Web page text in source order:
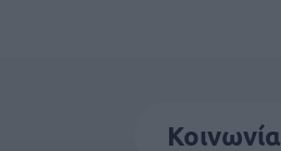
Κοινωνία